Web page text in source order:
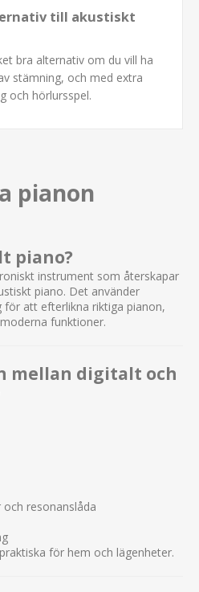
till akustiskt
bra alternativ om du vill ha
stämning, och med extra
och hörlursspel.
pianon
piano?
instrument som återskapar
piano. Det använder
för att efterlikna riktiga pianon,
funktioner.
mellan digitalt och
resonanslåda
för hem och lägenheter.